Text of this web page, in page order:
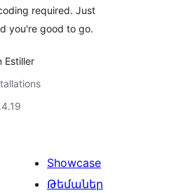
required. Just
you're good to go.
Estiller
Showcase
Թեմաներ